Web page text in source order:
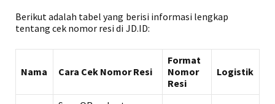
Berikut adalah tabel yang berisi informasi lengkap
tentang cek nomor resi di JD.ID:
Nama Cara Cek Nomor Resi
Format
Nomor
Resi
Logistik